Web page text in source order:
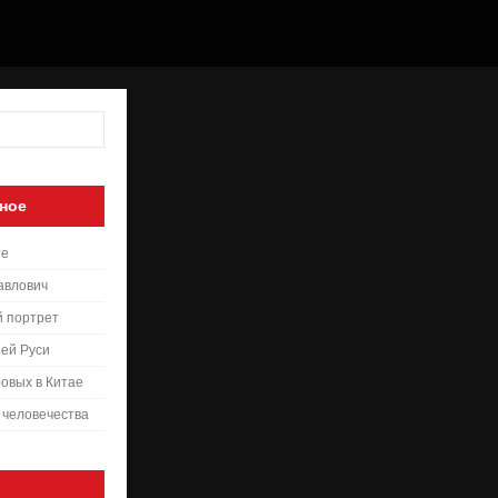
портрет
Руси
в Китае